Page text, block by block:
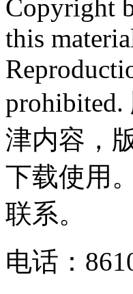
Copyright
this
津内容，
下载使用
联系。
电话：